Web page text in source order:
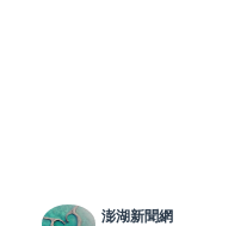
澎湖新聞網